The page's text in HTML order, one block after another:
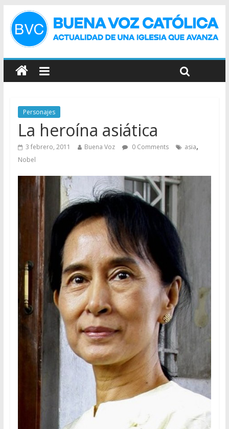
Personajes
La heroína asiática
3 febrero, 2011 Buena Voz 0 Comments asia,
Nobel